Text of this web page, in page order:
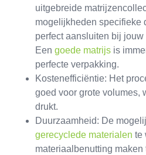
uitgebreide
mogelijkheden specifieke
perfect aansluiten bij
Een goede matrijs is
perfecte verpakking.
Kostenefficiëntie: Het
goed voor grote volumes,
drukt.
Duurzaamheid: De
gerecyclede materialen te
materiaalbenutting maken